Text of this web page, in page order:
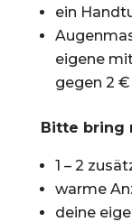
ein
eigene
gegen 2
Bitte bring
1 – 2
warme
deine